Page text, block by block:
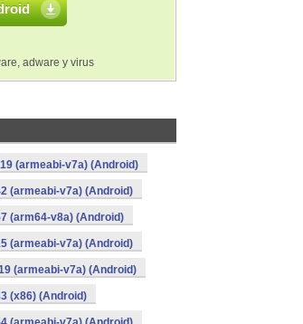
adware y virus
(armeabi-v7a) (Android)
(armeabi-v7a) (Android)
(arm64-v8a) (Android)
(armeabi-v7a) (Android)
(armeabi-v7a) (Android)
(x86) (Android)